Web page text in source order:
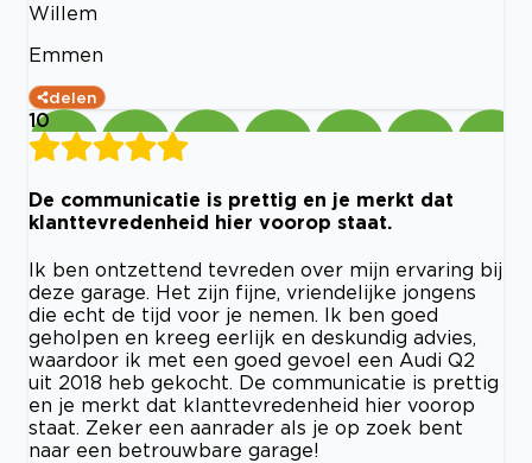
Willem
Emmen
delen
10
De communicatie is prettig en je merkt dat
klanttevredenheid hier voorop staat.
Ik ben ontzettend tevreden over mijn ervaring bij
deze garage. Het zijn fijne, vriendelijke jongens
die echt de tijd voor je nemen. Ik ben goed
geholpen en kreeg eerlijk en deskundig advies,
waardoor ik met een goed gevoel een Audi Q2
uit 2018 heb gekocht. De communicatie is prettig
en je merkt dat klanttevredenheid hier voorop
staat. Zeker een aanrader als je op zoek bent
naar een betrouwbare garage!